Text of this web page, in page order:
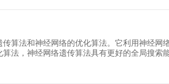
算法和神经网络的优化算法。它利用神经网
法，神经网络遗传算法具有更好的全局搜索